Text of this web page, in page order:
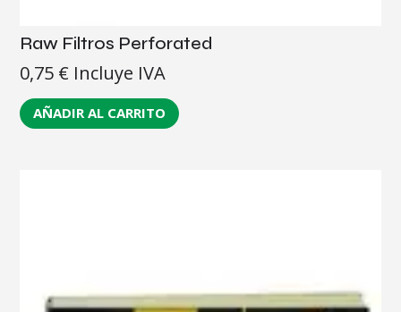
Raw Filtros Perforated
0,75 € Incluye IVA
AÑADIR AL CARRITO